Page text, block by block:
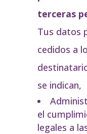
terceras
Tus datos
cedidos a
se indican,
el
legales a